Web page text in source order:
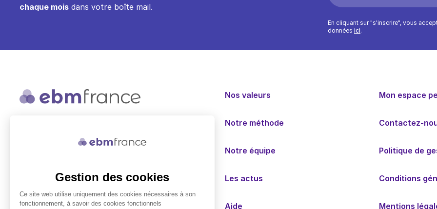
chaque mois dans votre boîte mail.
En cliquant sur "s'inscrire", vous
données ici.
connaissances médicales gratuite
adaptée à la pratique de la médecine
Nos valeurs
Notre méthode
Notre équipe
Les actus
Aide
Mon espace
Contactez-
Politique de
Conditions
Mentions